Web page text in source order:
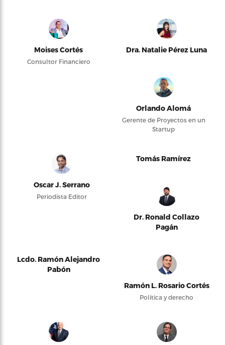
Moises Cortés
Consultor Financiero
Dra. Natalie Pérez Luna
Orlando Alomá
Gerente de Proyectos en un
Startup
Oscar J. Serrano
Periodista Editor
Tomás Ramírez
Dr. Ronald Collazo
Pagán
Lcdo. Ramón Alejandro
Pabón
Ramón L. Rosario Cortés
Política y derecho